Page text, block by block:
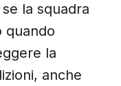
la squadra
quando
la
anche